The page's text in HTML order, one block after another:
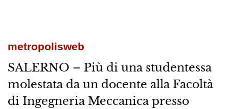
metropolisweb
SALERNO – Più di una studentessa
molestata da un docente alla Facoltà
di Ingegneria Meccanica presso